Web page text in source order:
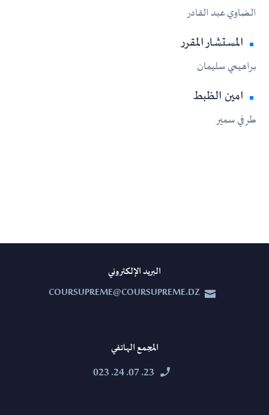
الضاوي عبد القادر
المستشار المقرر
براهيمي سليمان
امين الظبط
طرفي سمير
البريد الإلكتروني


COURSUPREME@COURSUPREME.DZ
المجمع الهاتفي


23. 07. 24. 023